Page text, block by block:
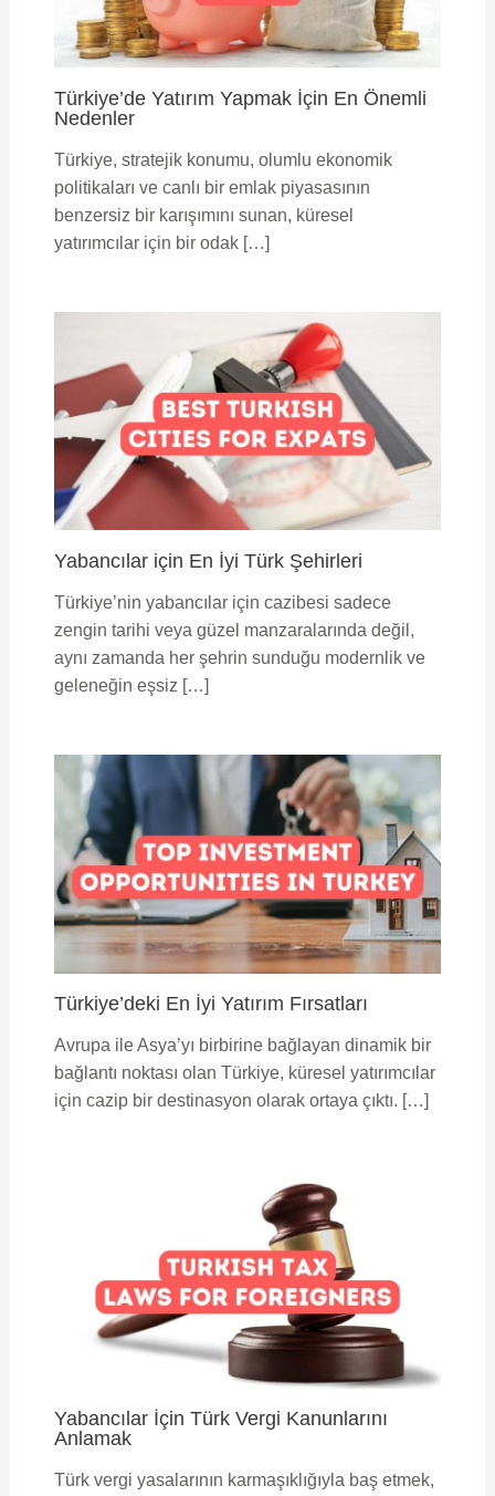
Türkiye’de Yatırım Yapmak İçin En Önemli
Nedenler
Türkiye, stratejik konumu, olumlu ekonomik
politikaları ve canlı bir emlak piyasasının
benzersiz bir karışımını sunan, küresel
yatırımcılar için bir odak […]
Yabancılar için En İyi Türk Şehirleri
Türkiye’nin yabancılar için cazibesi sadece
zengin tarihi veya güzel manzaralarında değil,
aynı zamanda her şehrin sunduğu modernlik ve
geleneğin eşsiz […]
Türkiye’deki En İyi Yatırım Fırsatları
Avrupa ile Asya’yı birbirine bağlayan dinamik bir
bağlantı noktası olan Türkiye, küresel yatırımcılar
için cazip bir destinasyon olarak ortaya çıktı. […]
Yabancılar İçin Türk Vergi Kanunlarını
Anlamak
Türk vergi yasalarının karmaşıklığıyla baş etmek,